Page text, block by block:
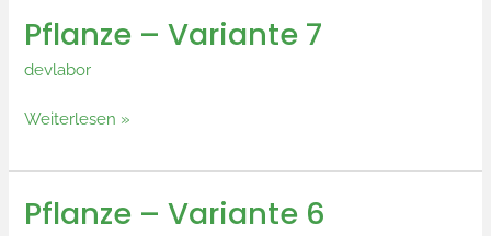
Pflanze – Variante 7
devlabor
Pflanze
7
Weiterlesen »
Pflanze – Variante 6
Pflanze